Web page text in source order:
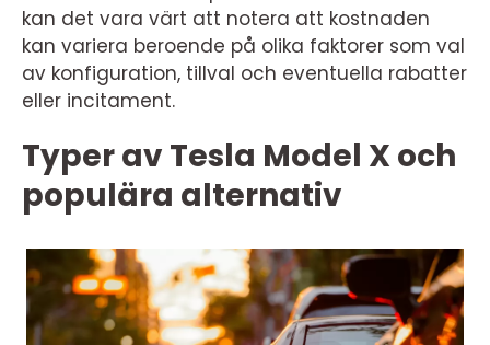
kan det vara värt att notera att kostnaden
kan variera beroende på olika faktorer som val
av konfiguration, tillval och eventuella rabatter
eller incitament.
Typer av Tesla Model X och
populära alternativ